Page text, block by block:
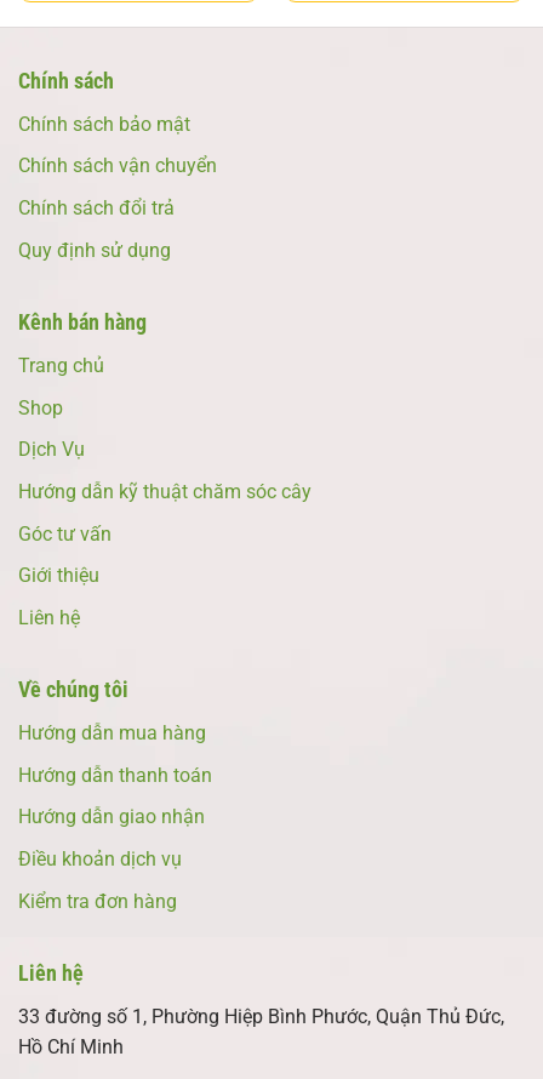
Chính sách
Chính sách bảo mật
Chính sách vận chuyển
Chính sách đổi trả
Quy định sử dụng
Kênh bán hàng
Trang chủ
Shop
Dịch Vụ
Hướng dẫn kỹ thuật chăm sóc cây
Góc tư vấn
Giới thiệu
Liên hệ
Về chúng tôi
Hướng dẫn mua hàng
Hướng dẫn thanh toán
Hướng dẫn giao nhận
Điều khoản dịch vụ
Kiểm tra đơn hàng
Liên hệ
33 đường số 1, Phường Hiệp Bình Phước, Quận Thủ Đức,
Hồ Chí Minh